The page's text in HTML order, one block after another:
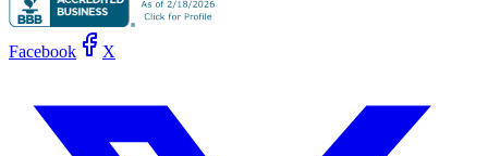
Facebook X